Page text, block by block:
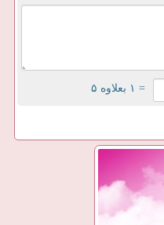
= ۱ بعلاوه ۵